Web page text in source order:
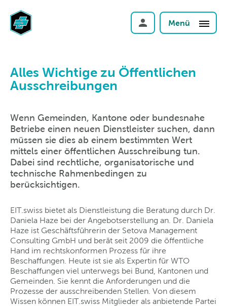
Menü
Alles Wichtige zu Öffentlichen
Ausschreibungen
Wenn Gemeinden, Kantone oder bundesnahe
Betriebe einen neuen Dienstleister suchen, dann
müssen sie dies ab einem bestimmten Wert
mittels einer öffentlichen Ausschreibung tun.
Dabei sind rechtliche, organisatorische und
technische Rahmenbedingen zu
berücksichtigen.
EIT.swiss bietet als Dienstleistung die Beratung durch Dr.
Daniela Haze bei der Angebotserstellung an. Dr. Daniela
Haze ist Geschäftsführerin der Setova Management
Consulting GmbH und berät seit 2009 die öffentliche
Hand im rechtskonformen Prozess für ihre
Beschaffungen. Heute ist sie als Expertin für WTO
Beschaffungen viel unterwegs bei Bund, Kantonen und
Gemeinden. Sie kennt die Anforderungen und die
Prozesse der ausschreibenden Stellen. Von diesem
Wissen können EIT.swiss Mitglieder als anbietende Partei